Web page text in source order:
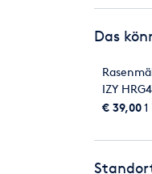
Das
IZY
€ 39,001